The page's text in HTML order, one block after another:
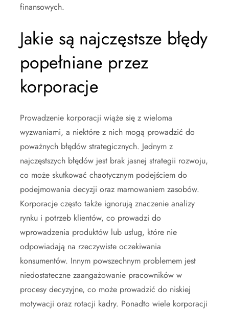
finansowych.
Jakie są najczęstsze błędy
popełniane przez
korporacje
Prowadzenie korporacji wiąże się z wieloma
wyzwaniami, a niektóre z nich mogą prowadzić do
poważnych błędów strategicznych. Jednym z
najczęstszych błędów jest brak jasnej strategii rozwoju,
co może skutkować chaotycznym podejściem do
podejmowania decyzji oraz marnowaniem zasobów.
Korporacje często także ignorują znaczenie analizy
rynku i potrzeb klientów, co prowadzi do
wprowadzenia produktów lub usług, które nie
odpowiadają na rzeczywiste oczekiwania
konsumentów. Innym powszechnym problemem jest
niedostateczne zaangażowanie pracowników w
procesy decyzyjne, co może prowadzić do niskiej
motywacji oraz rotacji kadry. Ponadto wiele korporacji